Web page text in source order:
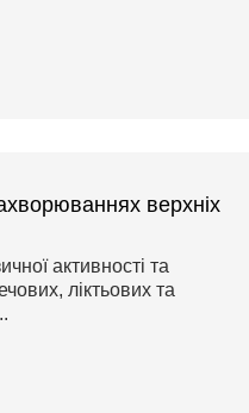
верхніх
активності та
ліктьових та